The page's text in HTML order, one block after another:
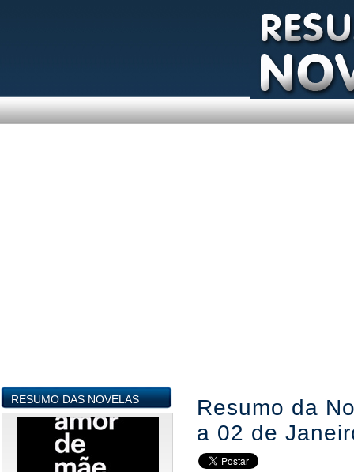
RESUMO DAS NOVELAS
Resumo da
a 02 de